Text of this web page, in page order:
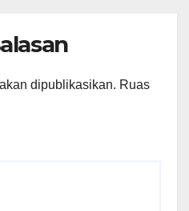
dipublikasikan. Ruas